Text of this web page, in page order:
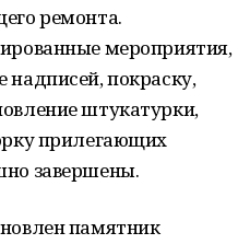
ремонта.
мероприятия,
надписей, покраску,
штукатурки,
прилегающих
завершены.
памятник